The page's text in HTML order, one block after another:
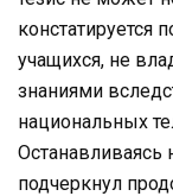
констатируется
учащихся, не
знаниями
национальных
Останавливаясь
подчеркнул